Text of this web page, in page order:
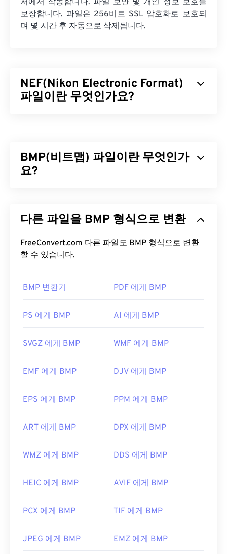
저에서 작동합니다. 파일 보안 및 개인 정보 보호를
보장합니다. 파일은 256비트 SSL 암호화로 보호되
며 몇 시간 후 자동으로 삭제됩니다.
NEF(Nikon Electronic Format)
파일이란 무엇인가요?
데이터, 촬영 당시 설정 등)를 포함합니다. NEF 파일
은 압축되지 않으며,
NEF 파일은 니콘 카메라에서 컴퓨터로 전송해야 보
고 편집할 수 있습니다. NEF 파일은 니콘의 독점 파
일이므로, NEF 파일을 열고 편집하는 데 가장 적합한
프로그램은 니콘의 Capture NX2
뷰어 프로그램에서 파일을 열고 TIFF, JPG, PNG,
GIF, PSD 또는 기타 널리 사용되는 형식으로 저장하
그램을 사용할 수 없는 경우,NEF-JPG도구를 사용
로 변환하기 전에 후처리 과정을 거쳐야 합니다.
개발자:Nikon, Inc.
최초 출시: 2002
https://www.nikonusa.com/en/learn-and-
format-nef.html
BMP(비트맵) 파일이란 무엇인가
요?
스터 그래픽이라는 도트 매트릭스 데이터 구조를 사
로 사진의 디지털 출판에 사용됩니다. 하지만 압축률
이 낮기 때문에 BMP 파일은 일반적으로 크기가 큽니
BMP 파일을 어떻게 여나요?
BMP는 장치에 따라 달라지거나 독립적일 수 있습니
게 열리며, Microsoft 운영 체제와 관련이 있는 경우
가 많습니다. Microsoft와의 연관성에도 불구하고, 장
또는 응용 프로그램에서 열 수 있습니다.
은 다양한 애플리케이션을 사용하여 BMP 파일을 만
들 수 있습니다. BMP를 벡터 기반 이미지로 변환해
BMP 파일을 열 수 있는 다른 애플리케이션으로는
Preview,Apple Photos ColorStrokes등이 있습니
최초 출시:
1985년 11월 20일
다른 파일을 BMP 형식으로 변환
FreeConvert.com 다른 파일도 BMP 형식으로 변환
할 수 있습니다.
BMP 변환기 PDF 에게 BMP
PS 에게 BMP AI 에게 BMP
SVGZ 에게 BMP WMF 에게 BMP
EMF 에게 BMP DJV 에게 BMP
EPS 에게 BMP PPM 에게 BMP
ART 에게 BMP DPX 에게 BMP
WMZ 에게 BMP DDS 에게 BMP
HEIC 에게 BMP AVIF 에게 BMP
PCX 에게 BMP TIF 에게 BMP
JPEG 에게 BMP EMZ 에게 BMP